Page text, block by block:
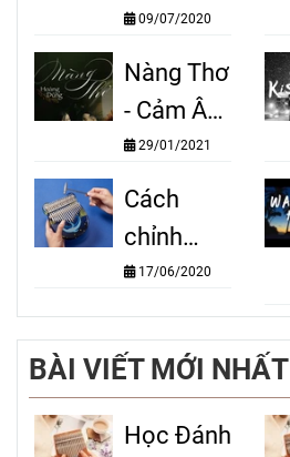
Cảm Âm
Kalimba
09/07/2020
Nàng Thơ
- Cảm Âm
Kalimba
29/01/2021
Cách
chỉnh
phím đàn
kalimba
nhanh
chóng,
hiệu quả
17/06/2020
BÀI VIẾT MỚI NHẤT
Học Đánh